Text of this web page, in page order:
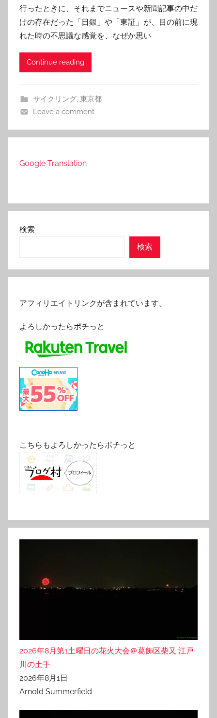
行ったときに、それまでニュースや新聞記事の中だ
けの存在だった「日銀」や「東証」が、目の前に現
れた時の不思議な感覚を、なぜか思い
Continue reading
サイクリング, 東京都
Leave a comment
Google Translation
検索
検索
アフィリエイトリンクが含まれています。
よろしかったらポチっと
こちらもよろしかったらポチっと
2026年8月第1土曜日の花火大会＠葛飾区柴又 江戸
川の土手
2026年8月1日
Arnold Summerfield